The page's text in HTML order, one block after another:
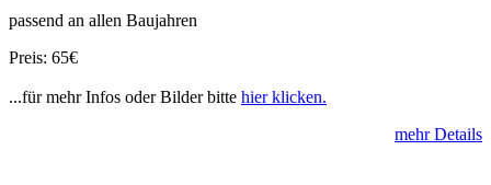
passend an allen Baujahren
Preis: 65€
...für mehr Infos oder Bilder bitte hier klicken.
mehr Details